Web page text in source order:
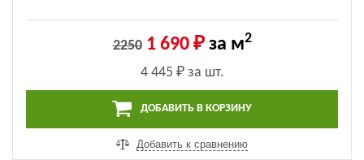
2250 1 690 ₽за м2
4 445 ₽за шт.
ДОБАВИТЬ В КОРЗИНУ
Добавить к сравнению